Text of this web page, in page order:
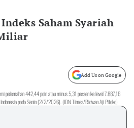
Saham Syariah
Add Us on Google
pelemahan 442,44 poin atau minus 5,31 persen ke level 7.887,16
Indonesia pada Senin (2/2/2026). (IDN Times/Ridwan Aji Pitoko)